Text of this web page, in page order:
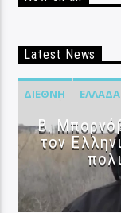
Latest News
ΔΙΕΘΝΉ ΕΛΛΆΔΑ
B.
τον